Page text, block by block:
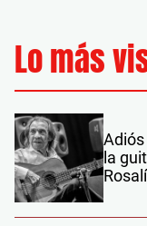
Lo más
la